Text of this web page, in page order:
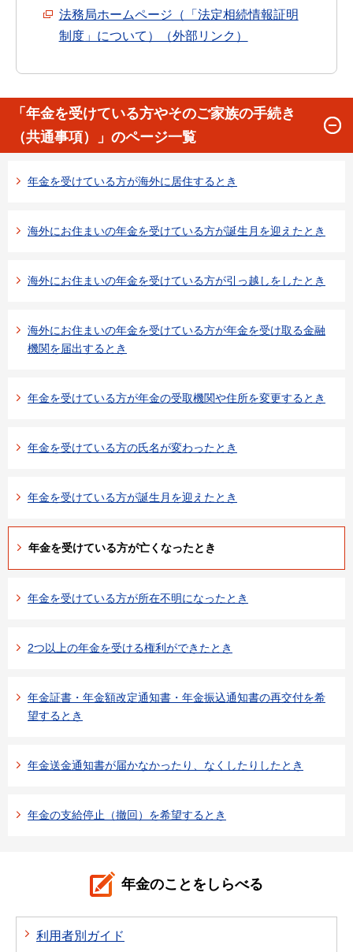
法務局ホームページ（「法定相続情報証明
制度」について）（外部リンク）
「年金を受けている方やそのご家族の手続き
（共通事項）」のページ一覧
年金を受けている方が海外に居住するとき
海外にお住まいの年金を受けている方が誕生月を迎えたとき
海外にお住まいの年金を受けている方が引っ越しをしたとき
海外にお住まいの年金を受けている方が年金を受け取る金融
機関を届出するとき
年金を受けている方が年金の受取機関や住所を変更するとき
年金を受けている方の氏名が変わったとき
年金を受けている方が誕生月を迎えたとき
年金を受けている方が亡くなったとき
年金を受けている方が所在不明になったとき
2つ以上の年金を受ける権利ができたとき
年金証書・年金額改定通知書・年金振込通知書の再交付を希
望するとき
年金送金通知書が届かなかったり、なくしたりしたとき
年金の支給停止（撤回）を希望するとき
年金のことをしらべる
利用者別ガイド